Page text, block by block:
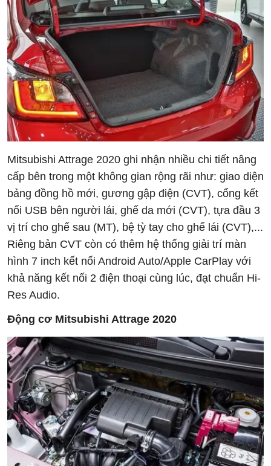
Mitsubishi Attrage 2020 ghi nhận nhiều chi tiết nâng
cấp bên trong một không gian rộng rãi như: giao diện
bảng đồng hồ mới, gương gập điện (CVT), cổng kết
nối USB bên người lái, ghế da mới (CVT), tựa đầu 3
vị trí cho ghế sau (MT), bệ tỳ tay cho ghế lái (CVT),...
Riêng bản CVT còn có thêm hệ thống giải trí màn
hình 7 inch kết nối Android Auto/Apple CarPlay với
khả năng kết nối 2 điện thoại cùng lúc, đạt chuẩn Hi-
Res Audio.
Động cơ Mitsubishi Attrage 2020